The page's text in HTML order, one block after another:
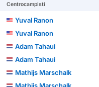
Centrocampisti
Yuval Ranon
Yuval Ranon
Adam Tahaui
Adam Tahaui
Mathijs Marschalk
Mathijs Marschalk